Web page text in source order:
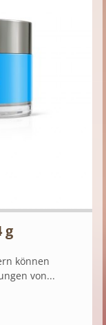
g
können
von...